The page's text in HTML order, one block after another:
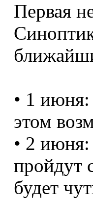
Первая
• 1
этом
• 2
пройдут
будет